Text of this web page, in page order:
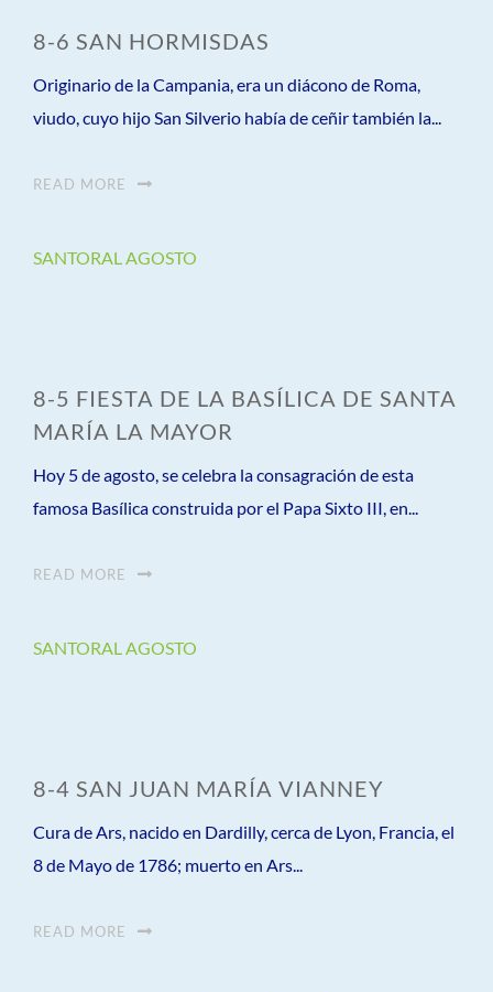
8-6 SAN HORMISDAS
Originario de la Campania, era un diácono de Roma,
viudo, cuyo hijo San Silverio había de ceñir también la...
READ MORE
SANTORAL AGOSTO
8-5 FIESTA DE LA BASÍLICA DE SANTA
MARÍA LA MAYOR
Hoy 5 de agosto, se celebra la consagración de esta
famosa Basílica construida por el Papa Sixto III, en...
READ MORE
SANTORAL AGOSTO
8-4 SAN JUAN MARÍA VIANNEY
Cura de Ars, nacido en Dardilly, cerca de Lyon, Francia, el
8 de Mayo de 1786; muerto en Ars...
READ MORE